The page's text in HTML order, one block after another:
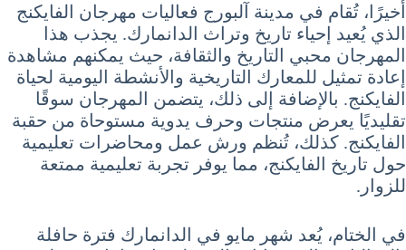
أخيرًا، تُقام في مدينة آلبورج فعاليات مهرجان الفايكنج
الذي يُعيد إحياء تاريخ وتراث الدانمارك. يجذب هذا
المهرجان محبي التاريخ والثقافة، حيث يمكنهم مشاهدة
إعادة تمثيل للمعارك التاريخية والأنشطة اليومية لحياة
الفايكنج. بالإضافة إلى ذلك، يتضمن المهرجان سوقًا
تقليديًا يعرض منتجات وحرف يدوية مستوحاة من حقبة
الفايكنج. كذلك، تُنظم ورش عمل ومحاضرات تعليمية
حول تاريخ الفايكنج، مما يوفر تجربة تعليمية ممتعة
للزوار.
في الختام، يُعد شهر مايو في الدانمارك فترة حافلة